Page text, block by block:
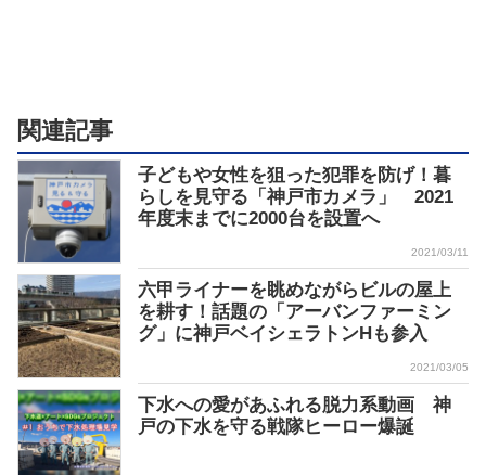
関連記事
子どもや女性を狙った犯罪を防げ！暮
らしを見守る「神戸市カメラ」 2021
年度末までに2000台を設置へ
2021/03/11
六甲ライナーを眺めながらビルの屋上
を耕す！話題の「アーバンファーミン
グ」に神戸ベイシェラトンHも参入
2021/03/05
下水への愛があふれる脱力系動画 神
戸の下水を守る戦隊ヒーロー爆誕